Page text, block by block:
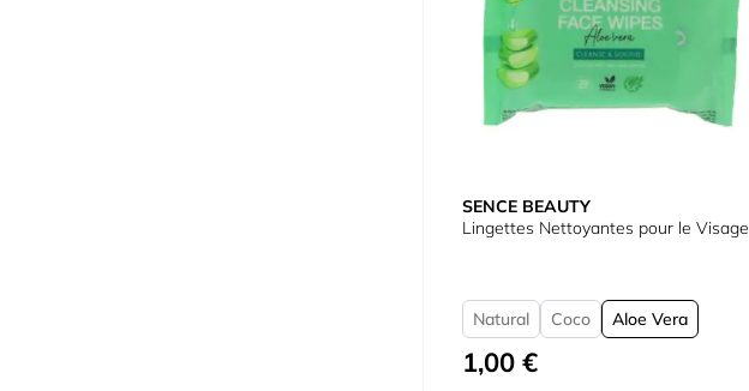
SENCE BEAUTY
Lingettes Nettoyantes pour le Visage
Natural Coco Aloe Vera
À partir de
1,00 €